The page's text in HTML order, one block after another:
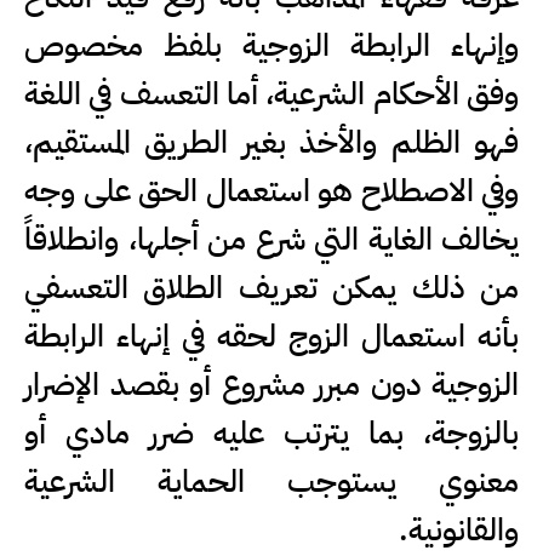
وإنهاء الرابطة الزوجية بلفظ مخصوص
وفق الأحكام الشرعية، أما التعسف في اللغة
فهو الظلم والأخذ بغير الطريق المستقيم،
وفي الاصطلاح هو استعمال الحق على وجه
يخالف الغاية التي شرع من أجلها، وانطلاقاً
من ذلك يمكن تعريف الطلاق التعسفي
بأنه استعمال الزوج لحقه في إنهاء الرابطة
الزوجية دون مبرر مشروع أو بقصد الإضرار
بالزوجة، بما يترتب عليه ضرر مادي أو
معنوي يستوجب الحماية الشرعية
والقانونية.